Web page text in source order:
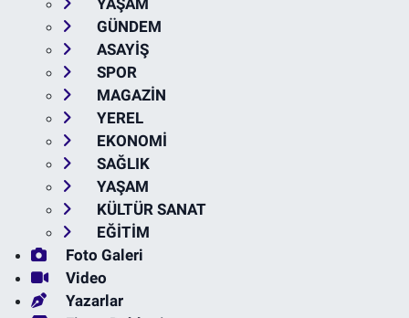
GÜNDEM
ASAYİŞ
SPOR
MAGAZİN
YEREL
EKONOMİ
SAĞLIK
YAŞAM
KÜLTÜR SANAT
EĞİTİM
Foto Galeri
Video
Yazarlar